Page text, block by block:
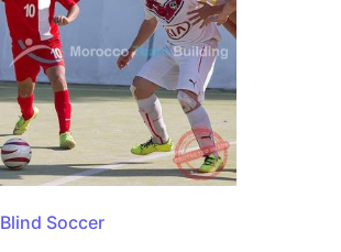
Blind Soccer